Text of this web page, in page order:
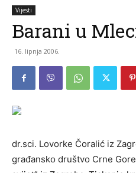
Vijesti
Barani u
16. lipnja 2006.
dr.sci. Lovorke Čoralić iz
građansko društvo Crne